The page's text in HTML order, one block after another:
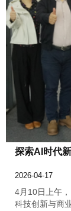
探索AI时代
2026-04-17
4月10日上午
科技创新与商